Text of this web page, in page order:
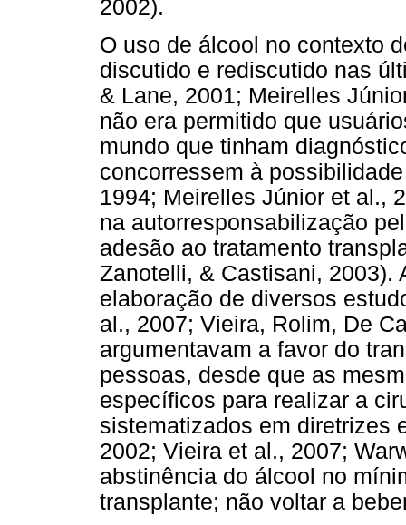
2002).
O uso de álcool no contexto
discutido e rediscutido nas
& Lane, 2001; Meirelles
não era permitido que
mundo que tinham
concorressem à
1994; Meirelles Júnior et al.,
na autorresponsabilização
adesão ao tratamento
Zanotelli, & Castisani, 2003).
elaboração de diversos
al., 2007; Vieira, Rolim, De
argumentavam a favor do
pessoas, desde que as
específicos para realizar a
sistematizados em diretrizes
2002; Vieira et al., 2007;
abstinência do álcool no
transplante; não voltar a